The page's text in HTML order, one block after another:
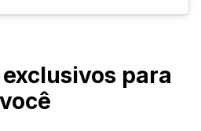
e onde for mais
os raios UV,
os adesivos resinados
costumam desbotar com
para
você